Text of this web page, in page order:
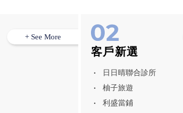
+ See More
客戶新選
日日晴聯合診所
柚子旅遊
利盛當鋪